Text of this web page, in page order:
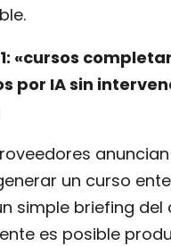
«cursos
por IA sin
un curso
simple briefing del
es posible